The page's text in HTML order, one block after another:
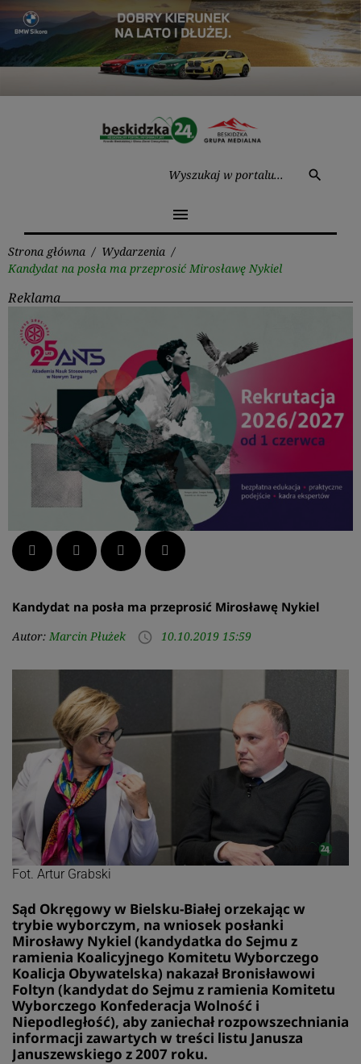
Przejdź
treści
search
menu
Strona główna / Wydarzenia /
Kandydat na posła ma przeprosić Mirosławę Nykiel
Reklama
Facebook Twitter LinkedIn Pinterest
Kandydat na posła ma przeprosić Mirosławę Nykiel
Autor: Marcin Płużek access_time 10.10.2019 15:59
Fot. Artur Grabski
Sąd Okręgowy w Bielsku-Białej orzekając w
trybie wyborczym, na wniosek posłanki
Mirosławy Nykiel (kandydatka do Sejmu z
ramienia Koalicyjnego Komitetu Wyborczego
Koalicja Obywatelska) nakazał Bronisławowi
Foltyn (kandydat do Sejmu z ramienia Komitetu
Wyborczego Konfederacja Wolność i
Niepodległość), aby zaniechał rozpowszechniania
informacji zawartych w treści listu Janusza
Januszewskiego z 2007 roku.